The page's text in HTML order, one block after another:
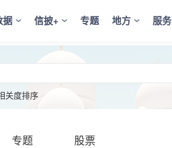
据 信披+ 专题 地方 服务
关度排序
专题 股票